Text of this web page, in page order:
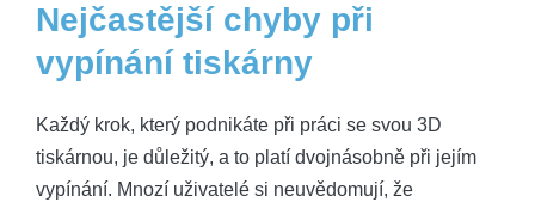
Nejčastější chyby při
vypínání tiskárny
Každý krok, který podnikáte při práci se svou 3D
tiskárnou, je důležitý, a to platí dvojnásobně při jejím
vypínání. Mnozí uživatelé si neuvědomují, že